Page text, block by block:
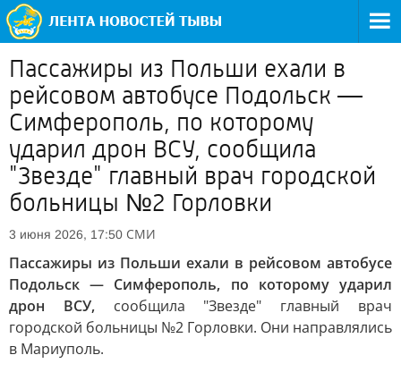
Пассажиры из Польши ехали в
рейсовом автобусе Подольск —
Симферополь, по которому
ударил дрон ВСУ, сообщила
"Звезде" главный врач городской
больницы №2 Горловки
3 июня 2026, 17:50 СМИ
Пассажиры из Польши ехали в рейсовом автобусе
Подольск — Симферополь, по которому ударил
дрон ВСУ,сообщила "Звезде" главный врач
городской больницы №2 Горловки. Они направлялись
в Мариуполь.